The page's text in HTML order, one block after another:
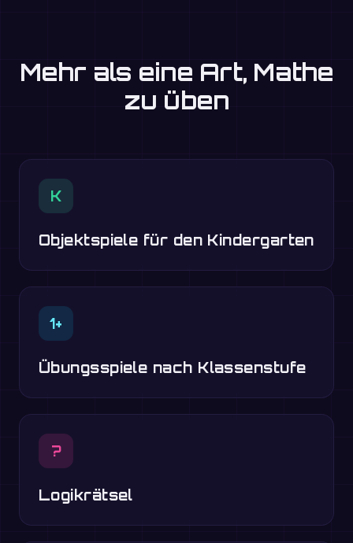
Mehr als eine Art, Mathe
zu üben
K
Objektspiele für den Kindergarten
1+
Übungsspiele nach Klassenstufe
?
Logikrätsel